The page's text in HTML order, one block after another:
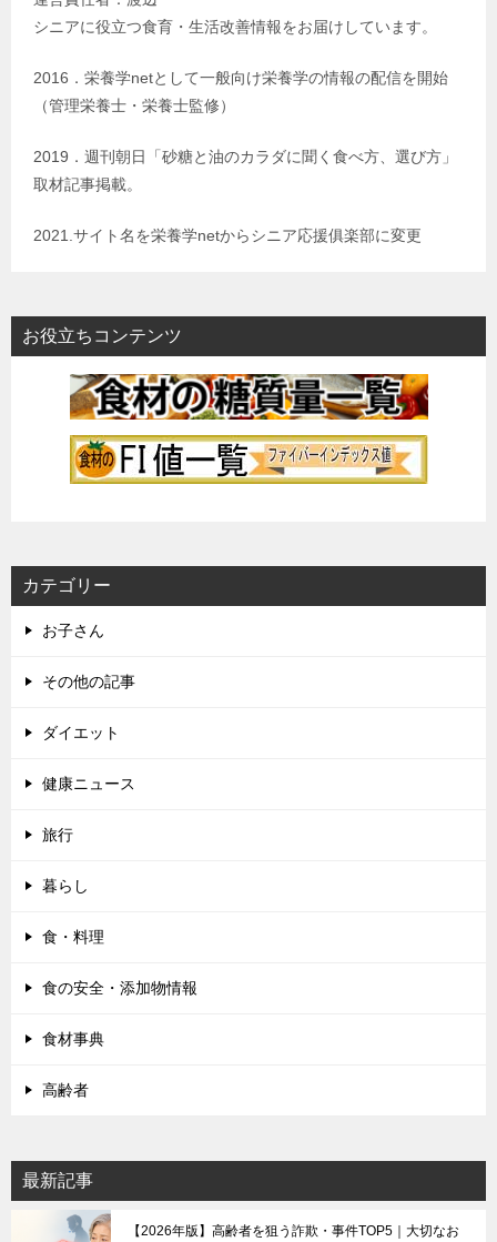
シニアに役立つ食育・生活改善情報をお届けしています。
2016．栄養学netとして一般向け栄養学の情報の配信を開始
（管理栄養士・栄養士監修）
2019．週刊朝日「砂糖と油のカラダに聞く食べ方、選び方」
取材記事掲載。
2021.サイト名を栄養学netからシニア応援俱楽部に変更
お役立ちコンテンツ
カテゴリー
お子さん
その他の記事
ダイエット
健康ニュース
旅行
暮らし
食・料理
食の安全・添加物情報
食材事典
高齢者
最新記事
【2026年版】高齢者を狙う詐欺・事件TOP5｜大切なお